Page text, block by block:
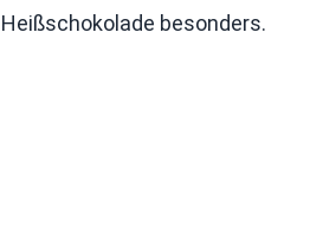
besonders.